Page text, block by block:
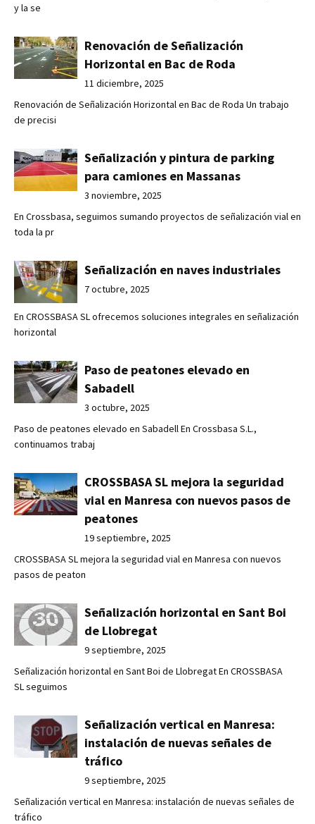
y la se
Renovación de Señalización
Horizontal en Bac de Roda
11 diciembre, 2025
Renovación de Señalización Horizontal en Bac de Roda Un trabajo
de precisi
Señalización y pintura de parking
para camiones en Massanas
3 noviembre, 2025
En Crossbasa, seguimos sumando proyectos de señalización vial en
toda la pr
Señalización en naves industriales
7 octubre, 2025
En CROSSBASA SL ofrecemos soluciones integrales en señalización
horizontal
Paso de peatones elevado en
Sabadell
3 octubre, 2025
Paso de peatones elevado en Sabadell En Crossbasa S.L.,
continuamos trabaj
CROSSBASA SL mejora la seguridad
vial en Manresa con nuevos pasos de
peatones
19 septiembre, 2025
CROSSBASA SL mejora la seguridad vial en Manresa con nuevos
pasos de peaton
Señalización horizontal en Sant Boi
de Llobregat
9 septiembre, 2025
Señalización horizontal en Sant Boi de Llobregat En CROSSBASA
SL seguimos
Señalización vertical en Manresa:
instalación de nuevas señales de
tráfico
9 septiembre, 2025
Señalización vertical en Manresa: instalación de nuevas señales de
tráfico